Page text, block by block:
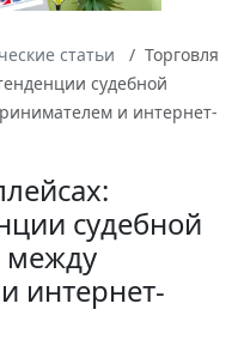
статьи
Торговля
судебной
и интернет-
судебной
между
интернет-